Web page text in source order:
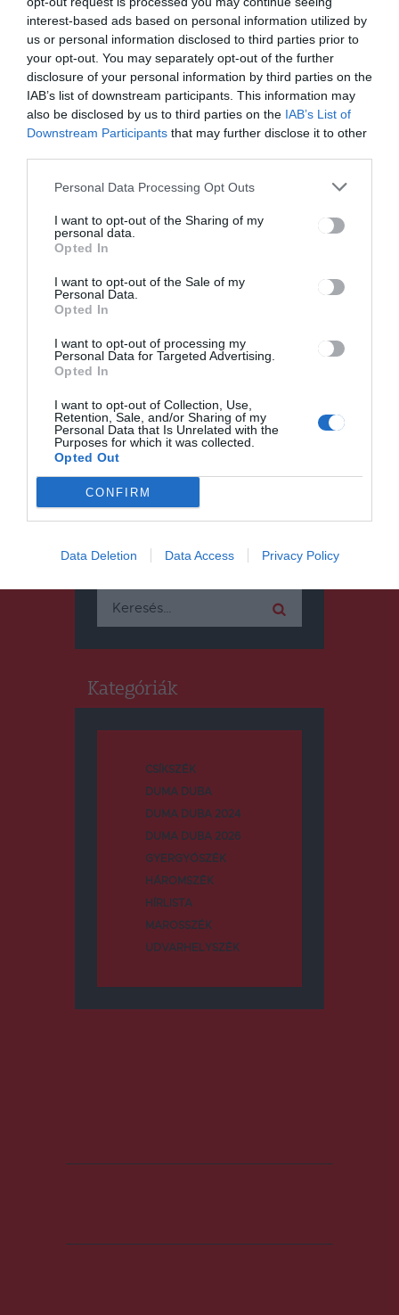
interest-based ads based on personal information utilized by
us or personal information disclosed to third parties prior to
your opt-out. You may separately opt-out of the further
disclosure of your personal information by third parties on the
IAB’s list of downstream participants. This information may
also be disclosed by us to third parties on the IAB’s List of
Downstream Participants that may further disclose it to other
Personal Data Processing Opt Outs
I want to opt-out of the Sharing of my
personal data.
Opted In
I want to opt-out of the Sale of my
Personal Data.
Opted In
I want to opt-out of processing my
Personal Data for Targeted Advertising.
Opted In
I want to opt-out of Collection, Use,
Retention, Sale, and/or Sharing of my
Personal Data that Is Unrelated with the
Purposes for which it was collected.
Opted Out
CONFIRM
Data Deletion Data Access Privacy Policy
Ez is érdekelheti
HÍRLISTA
Húsvéti tombola a
Új alpolgármestere van
Székelyudvarhelynek
Keresés
Keresés:
Kategóriák
CSÍKSZÉK
DUMA DUBA
DUMA DUBA 2024
DUMA DUBA 2026
GYERGYÓSZÉK
HÁROMSZÉK
HÍRLISTA
MAROSSZÉK
UDVARHELYSZÉK